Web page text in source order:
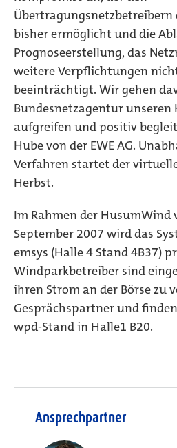
Übertragungsnetzbetreibern
bisher ermöglicht und die
Prognoseerstellung, das
weitere Verpflichtungen
beeinträchtigt. Wir gehen
Bundesnetzagentur unseren
aufgreifen und positiv
Hube von der EWE AG.
Verfahren startet der
Herbst.
Im Rahmen der HusumWind
September 2007 wird das
emsys (Halle 4 Stand 4B37)
Windparkbetreiber sind
ihren Strom an der Börse zu
Gesprächspartner und
wpd-Stand in Halle1 B20.
Ansprechpartner